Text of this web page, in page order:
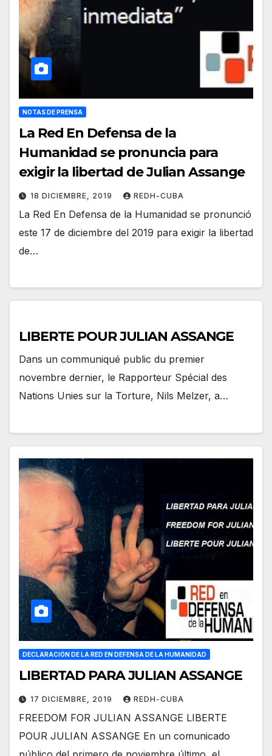
NOTAS DE PRENSA
La Red En Defensa de la
Humanidad se pronuncia para
exigir la libertad de Julian Assange
18 DICIEMBRE, 2019 REDH-CUBA
La Red En Defensa de la Humanidad se pronunció
este 17 de diciembre del 2019 para exigir la libertad
de…
LIBERTE POUR JULIAN ASSANGE
Dans un communiqué public du premier
novembre dernier, le Rapporteur Spécial des
Nations Unies sur la Torture, Nils Melzer, a…
DECLARACIÓN DE LA RED EN DEFENSA DE LA HUMANIDAD
LIBERTAD PARA JULIAN ASSANGE
17 DICIEMBRE, 2019 REDH-CUBA
FREEDOM FOR JULIAN ASSANGE LIBERTE
POUR JULIAN ASSANGE En un comunicado